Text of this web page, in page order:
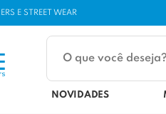
E STREET WEAR
NOVIDADES